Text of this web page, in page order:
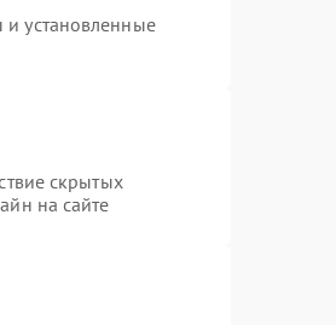
и установленные
скрытых
на сайте